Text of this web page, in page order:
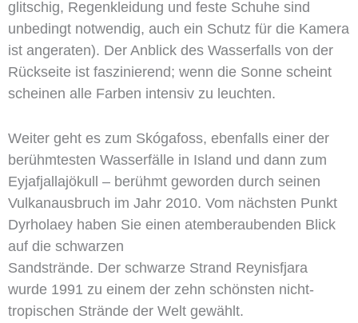
glitschig, Regenkleidung und feste Schuhe sind
unbedingt notwendig, auch ein Schutz für die Kamera
ist angeraten). Der Anblick des Wasserfalls von der
Rückseite ist faszinierend; wenn die Sonne scheint
scheinen alle Farben intensiv zu leuchten.
Weiter geht es zum Skógafoss, ebenfalls einer der
berühmtesten Wasserfälle in Island und dann zum
Eyjafjallajökull – berühmt geworden durch seinen
Vulkanausbruch im Jahr 2010. Vom nächsten Punkt
Dyrholaey haben Sie einen atemberaubenden Blick
auf die schwarzen
Sandstrände. Der schwarze Strand Reynisfjara
wurde 1991 zu einem der zehn schönsten nicht-
tropischen Strände der Welt gewählt.